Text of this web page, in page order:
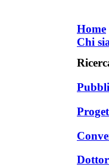
Home
Chi